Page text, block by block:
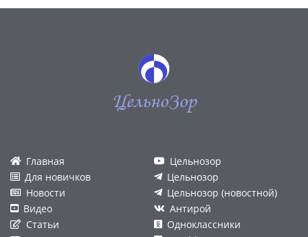
ЦельноЗор
Главная
Для новичков
Новости
Видео
Статьи
Цельнозор
Цельнозор
Цельнозор (новостной)
Антирой
Одноклассники